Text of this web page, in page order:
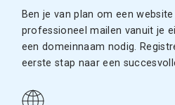
Ben je van plan om een
professioneel mailen vanuit je
een domeinnaam nodig.
eerste stap naar een